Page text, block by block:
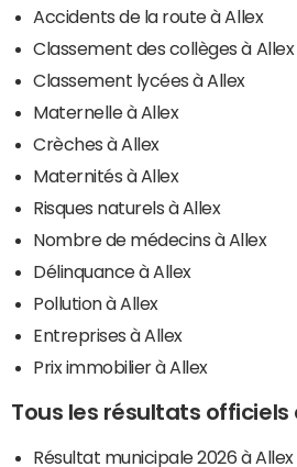
Accidents de la route à Allex
Classement des collèges à Allex
Classement lycées à Allex
Maternelle à Allex
Crèches à Allex
Maternités à Allex
Risques naturels à Allex
Nombre de médecins à Allex
Délinquance à Allex
Pollution à Allex
Entreprises à Allex
Prix immobilier à Allex
Tous les résultats officiels
Résultat municipale 2026 à Allex